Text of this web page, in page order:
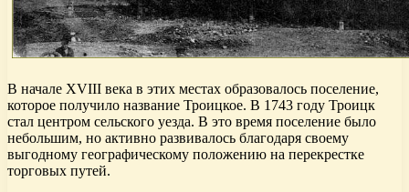
В начале XVIII века в этих местах образовалось поселение,
которое получило название Троицкое. В 1743 году Троицк
стал центром сельского уезда. В это время поселение было
небольшим, но активно развивалось благодаря своему
выгодному географическому положению на перекрестке
торговых путей.